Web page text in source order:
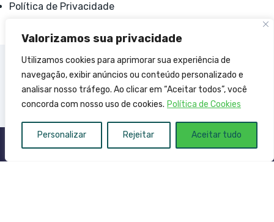
Valorizamos sua privacidade
Utilizamos cookies para aprimorar sua experiência de
navegação, exibir anúncios ou conteúdo personalizado e
analisar nosso tráfego. Ao clicar em “Aceitar todos”, você
concorda com nosso uso de cookies. Política de Cookies
Personalizar Rejeitar Aceitar tudo
Política de Privacidade